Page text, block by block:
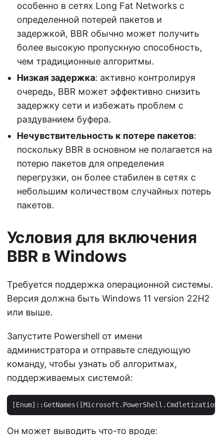
особенно в сетях Long Fat Networks с
определенной потерей пакетов и
задержкой, BBR обычно может получить
более высокую пропускную способность,
чем традиционные алгоритмы.
Низкая задержка: активно контролируя
очередь, BBR может эффективно снизить
задержку сети и избежать проблем с
раздуванием буфера.
Нечувствительность к потере пакетов:
поскольку BBR в основном не полагается на
потерю пакетов для определения
перегрузки, он более стабилен в сетях с
небольшим количеством случайных потерь
пакетов.
Условия для включения
BBR в Windows
Требуется поддержка операционной системы.
Версия должна быть Windows 11 version 22H2
или выше.
Запустите Powershell от имени
администратора и отправьте следующую
команду, чтобы узнать об алгоритмах,
поддерживаемых системой:
Он может выводить что-то вроде: